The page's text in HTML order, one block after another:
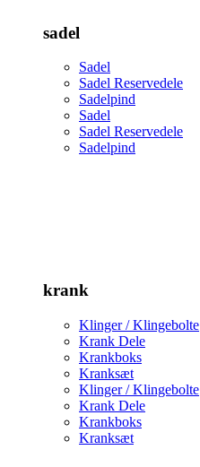
sadel
Sadel
Sadel Reservedele
Sadelpind
Sadel
Sadel Reservedele
Sadelpind
krank
Klinger / Klingebolte
Krank Dele
Krankboks
Kranksæt
Klinger / Klingebolte
Krank Dele
Krankboks
Kranksæt